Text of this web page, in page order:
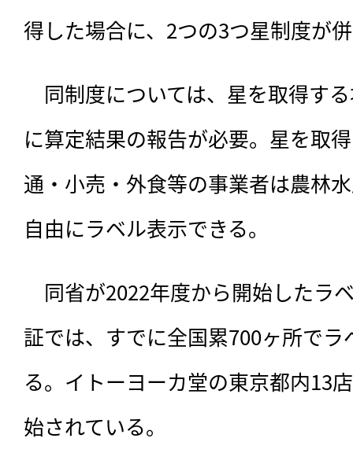
得した場合に、2つの3つ星制度が
同制度については、星を取得す
に算定結果の報告が必要。星を取
通・小売・外食等の事業者は農林
自由にラベル表示できる。
同省が2022年度から開始したラ
証では、すでに全国累700ヶ所で
る。イトーヨーカ堂の東京都内13
始されている。